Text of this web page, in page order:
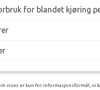
for blandet kjøring
vises er kun for informasjonsformål, vi